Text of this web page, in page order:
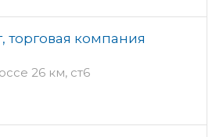
торговая компания
26 км, ст6